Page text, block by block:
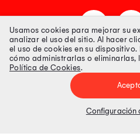
Tienda 100%
Tiendas Peruanas S.A. R.U.C. Nº
Precios disponibles solo en
Usamos cookies para mejorar su
analizar el uso del sitio. Al hacer
el uso de cookies en su
cómo administrarlas o eliminarlas,
Política de Cookies.
Configuración